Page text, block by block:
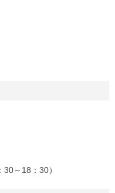
～18：30）